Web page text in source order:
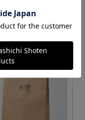
ートに入れる